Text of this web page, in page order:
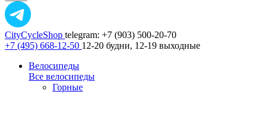
CityCycleShop telegram: +7 (903) 500-20-70
+7 (495) 668-12-50 12-20 будни, 12-19 выходные
Велосипеды
Все велосипеды
Горные